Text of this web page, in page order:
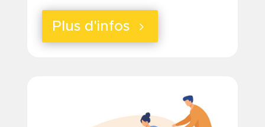
Plus d'infos